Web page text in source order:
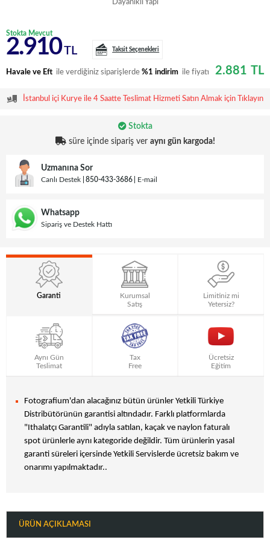
Dayanıklı Yapı
Stokta Mevcut
2.910TL Taksit Seçenekleri
Havale ve Eft ile verdiğiniz siparişlerde %1 indirim ile fiyatı 2.881 TL
İstanbul içi Kurye ile 4 Saatte Teslimat Hizmeti Satın Almak için Tıklayın
Stokta
süre içinde sipariş ver aynı gün kargoda!
Uzmanına Sor
Canlı Destek 850-433-3686 E-mail
Whatsapp
Sipariş ve Destek Hattı
Garanti
Kurumsal
Satış
Limitiniz mi
Yetersiz?
Aynı Gün
Teslimat
Tax
Free
Ücretsiz
Eğitim
Fotografium'dan alacağınız bütün ürünler Yetkili Türkiye
Distribütörünün garantisi altındadır. Farklı platformlarda
"Ithalatçı Garantili" adıyla satılan, kaçak ve naylon faturalı
spot ürünlerle aynı kategoride değildir. Tüm ürünlerin yasal
garanti süreleri içersinde Yetkili Servislerde ücretsiz bakım ve
onarımı yapılmaktadır..
ÜRÜN AÇIKLAMASI